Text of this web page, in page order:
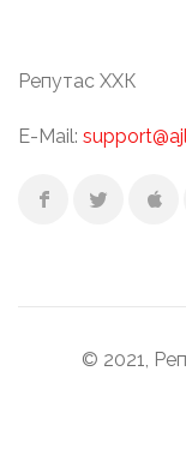
Репутас ХХК
E-Mail:
© 2021,